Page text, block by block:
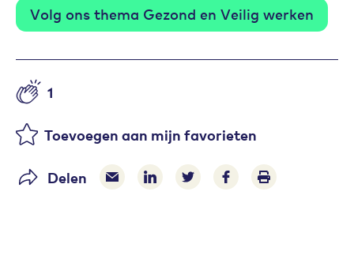
Volg ons thema Gezond en Veilig werken
Aantal likes
1
Toevoegen aan mijn favorieten
Delen Delen via e-mail
Delen via LinkedIn
Deel op Twitter
Deel op Facebook
Print pagina